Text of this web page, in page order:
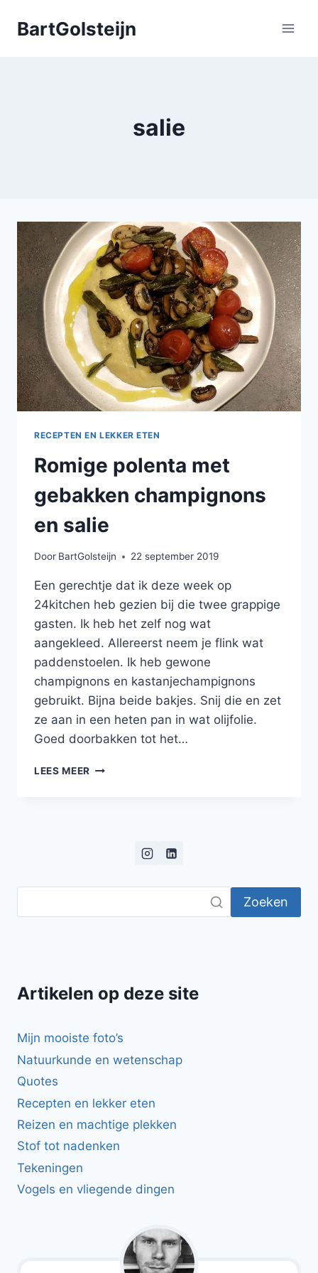
naarBartGolsteijn
salie
RECEPTEN EN LEKKER ETEN
Romige polenta met
gebakken champignons
en salie
Door BartGolsteijn 22 september 2019
Een gerechtje dat ik deze week op
24kitchen heb gezien bij die twee grappige
gasten. Ik heb het zelf nog wat
aangekleed. Allereerst neem je flink wat
paddenstoelen. Ik heb gewone
champignons en kastanjechampignons
gebruikt. Bijna beide bakjes. Snij die en zet
ze aan in een heten pan in wat olijfolie.
Goed doorbakken tot het…
LEES MEER ROMIGE
Zoeken
Artikelen op deze site
Mijn mooiste foto’s
Natuurkunde en wetenschap
Quotes
Recepten en lekker eten
Reizen en machtige plekken
Stof tot nadenken
Tekeningen
Vogels en vliegende dingen